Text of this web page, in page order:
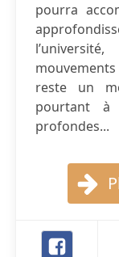
pourra
reste un
pourtant à
profondes...